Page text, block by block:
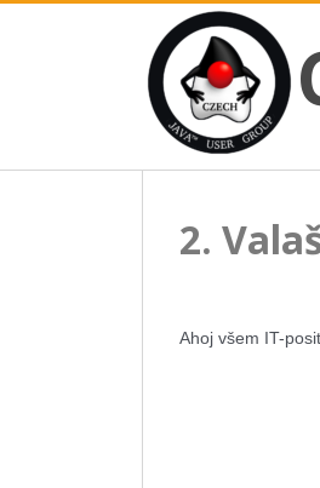
CZECH JAVA USER
2.
Ahoj všem IT-